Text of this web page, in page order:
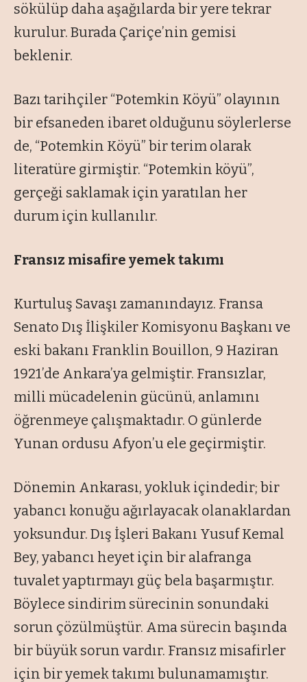
sökülüp daha aşağılarda bir yere tekrar
kurulur. Burada Çariçe’nin gemisi
beklenir.
Bazı tarihçiler “Potemkin Köyü” olayının
bir efsaneden ibaret olduğunu söylerlerse
de, “Potemkin Köyü” bir terim olarak
literatüre girmiştir. “Potemkin köyü”,
gerçeği saklamak için yaratılan her
durum için kullanılır.
Fransız misafire yemek takımı
Kurtuluş Savaşı zamanındayız. Fransa
Senato Dış İlişkiler Komisyonu Başkanı ve
eski bakanı Franklin Bouillon, 9 Haziran
1921’de Ankara’ya gelmiştir. Fransızlar,
milli mücadelenin gücünü, anlamını
öğrenmeye çalışmaktadır. O günlerde
Yunan ordusu Afyon’u ele geçirmiştir.
Dönemin Ankarası, yokluk içindedir; bir
yabancı konuğu ağırlayacak olanaklardan
yoksundur. Dış İşleri Bakanı Yusuf Kemal
Bey, yabancı heyet için bir alafranga
tuvalet yaptırmayı güç bela başarmıştır.
Böylece sindirim sürecinin sonundaki
sorun çözülmüştür. Ama sürecin başında
bir büyük sorun vardır. Fransız misafirler
için bir yemek takımı bulunamamıştır.